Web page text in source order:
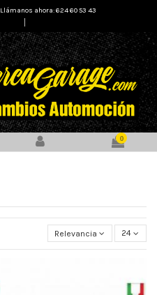
Llámanos ahora: 624 60 53 43
0
Relevancia 24